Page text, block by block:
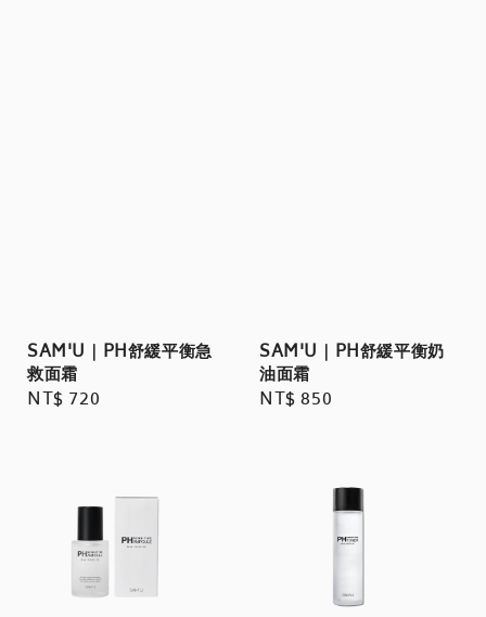
SAM'U｜PH舒緩平衡急
救面霜
Regular
NT$ 720
SAM'U｜PH舒緩平衡奶
油面霜
Regular
NT$ 850